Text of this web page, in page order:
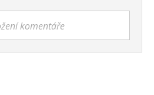
komentáře